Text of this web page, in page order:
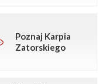
Poznaj Karpia
Zatorskiego